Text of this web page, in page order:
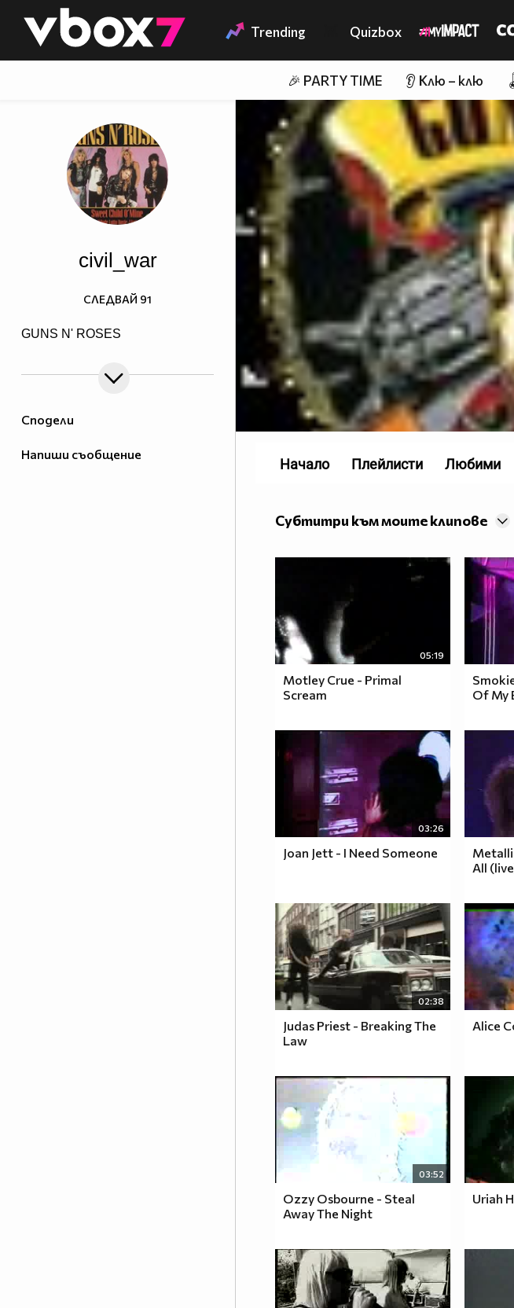
👾 Trending Quizbox
🎉 PARTY TIME 👂 Клю – клю
Сподели
Напиши съобщение
civil_war
GUNS N' ROSES
СЛЕДВАЙ 91
Субтитри към моите клипове
05:19
Motley Crue - Primal
Scream
Of My
03:26
Joan Jett - I Need Someone
All
02:38
Judas Priest - Breaking The
Law
Alice
03:52
Ozzy Osbourne - Steal
Away The Night
Uriah
Начало Плейлисти Любими